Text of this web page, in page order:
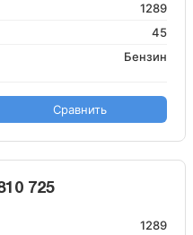
1289
45
Бензин
Сравнить
725
1289